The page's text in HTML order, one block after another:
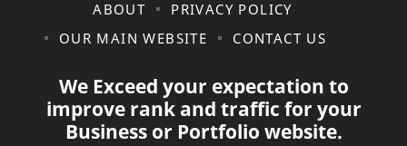
ABOUT
PRIVACY POLICY
OUR MAIN WEBSITE
CONTACT US
We Exceed your expectation to
improve rank and traffic for your
Business or Portfolio website.